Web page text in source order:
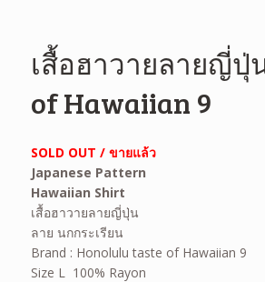
เสื้อฮาวายลายญี่ปุ่
of Hawaiian 9
SOLD OUT / ขายแล้ว
Japanese Pattern
Hawaiian Shirt
เสื้อฮาวายลายญี่ปุ่น
ลาย นกกระเรียน
Brand : Honolulu taste of Hawaiian 9
Size L 100% Rayon